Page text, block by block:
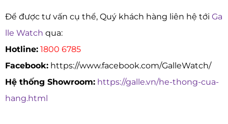
Để được tư vấn cụ thể, Quý khách hàng liên hệ tới Ga
lle Watch qua:
Hotline: 1800 6785
Facebook: https://www.facebook.com/GalleWatch/
Hệ thống Showroom: https://galle.vn/he-thong-cua-
hang.html